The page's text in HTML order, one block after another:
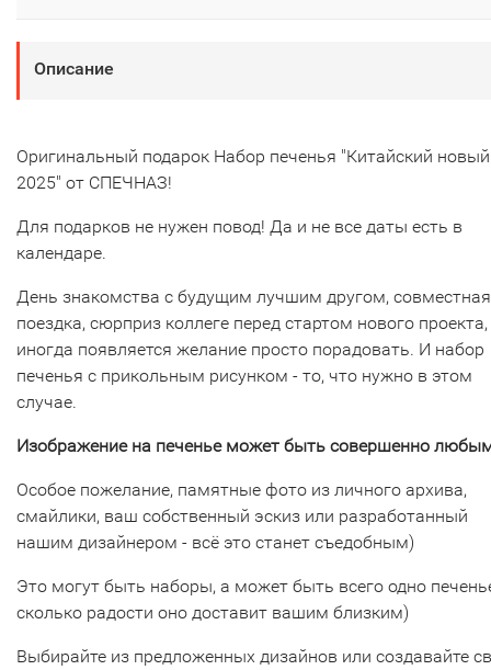
Описание
Оригинальный подарок Набор печенья "Китайский новый
2025" от СПЕЧНАЗ!
Для подарков не нужен повод! Да и не все даты есть в
календаре.
День знакомства с будущим лучшим другом, совместная
поездка, сюрприз коллеге перед стартом нового
иногда появляется желание просто порадовать. И набор
печенья с прикольным рисунком - то, что нужно в этом
случае.
Изображение на печенье может быть совершенно
Особое пожелание, памятные фото из личного архива,
смайлики, ваш собственный эскиз или разработанный
нашим дизайнером - всё это станет съедобным)
Это могут быть наборы, а может быть всего одно
сколько радости оно доставит вашим близким)
Выбирайте из предложенных дизайнов или создавайте